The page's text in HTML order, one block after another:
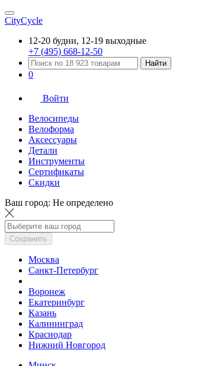
CityCycle
12-20 будни, 12-19 выходные
+7 (495) 668-12-50
Найти
0
Войти
Велосипеды
Велоформа
Аксессуары
Детали
Инструменты
Сертификаты
Скидки
Ваш город: Не определено
Сохранить
Москва
Санкт-Петербург
Воронеж
Екатеринбург
Казань
Калининград
Краснодар
Нижний Новгород